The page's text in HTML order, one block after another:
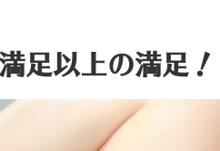
足以上の満足！